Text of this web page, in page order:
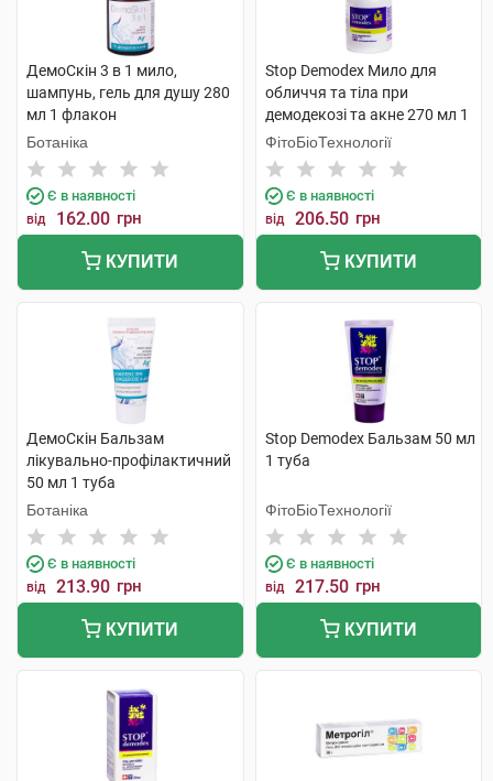
ДемоСкін 3 в 1 мило,
шампунь, гель для душу 280
мл 1 флакон
Ботаніка
Є в наявності
від 162.00 грн
КУПИТИ
Stop Demodex Мило для
обличчя та тіла при
демодекозі та акне 270 мл 1
флакон
ФітоБіоТехнології
Є в наявності
від 206.50 грн
КУПИТИ
ДемоСкін Бальзам
лікувально-профілактичний
50 мл 1 туба
Ботаніка
Є в наявності
від 213.90 грн
КУПИТИ
Stop Demodex Бальзам 50 мл
1 туба
ФітоБіоТехнології
Є в наявності
від 217.50 грн
КУПИТИ